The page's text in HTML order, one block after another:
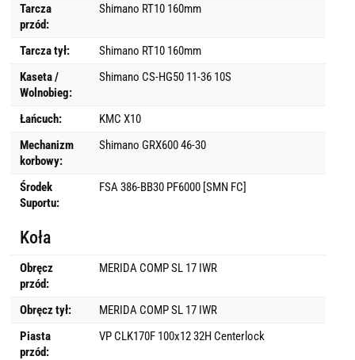
Tarcza
przód:
Shimano RT10 160mm
Tarcza tył:
Shimano RT10 160mm
Kaseta /
Wolnobieg:
Shimano CS-HG50 11-36 10S
Łańcuch:
KMC X10
Mechanizm
korbowy:
Shimano GRX600 46-30
Środek
Suportu:
FSA 386-BB30 PF6000 [SMN FC]
Koła
Obręcz
przód:
MERIDA COMP SL 17 IWR
Obręcz tył:
MERIDA COMP SL 17 IWR
Piasta
przód:
VP CLK170F 100x12 32H Centerlock